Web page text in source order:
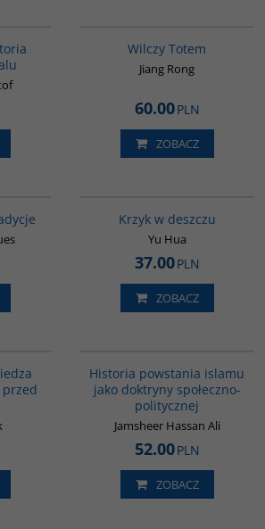
Wilczy Totem
Jiang Rong
60.00PLN
ZOBACZ
Krzyk w deszczu
Yu Hua
37.00PLN
ZOBACZ
Historia powstania islamu
jako doktryny społeczno-
politycznej
Jamsheer Hassan Ali
52.00PLN
ZOBACZ